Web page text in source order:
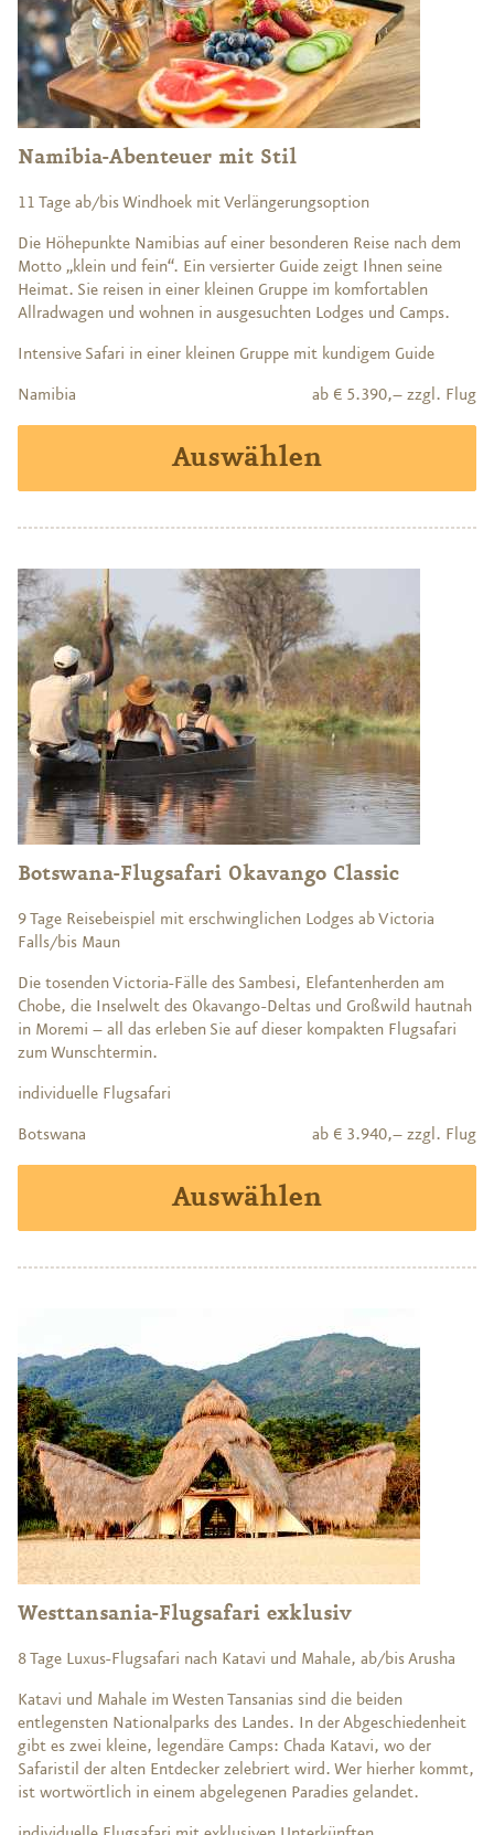
Namibia-Abenteuer mit Stil
11 Tage ab/bis Windhoek mit Verlängerungsoption
Die Höhepunkte Namibias auf einer besonderen Reise nach dem
Motto „klein und fein“. Ein versierter Guide zeigt Ihnen seine
Heimat. Sie reisen in einer kleinen Gruppe im komfortablen
Allradwagen und wohnen in ausgesuchten Lodges und Camps.
Intensive Safari in einer kleinen Gruppe mit kundigem Guide
Namibia ab € 5.390,– zzgl. Flug
Auswählen
Botswana-Flugsafari Okavango Classic
9 Tage Reisebeispiel mit erschwinglichen Lodges ab Victoria
Falls/bis Maun
Die tosenden Victoria-Fälle des Sambesi, Elefantenherden am
Chobe, die Inselwelt des Okavango-Deltas und Großwild hautnah
in Moremi – all das erleben Sie auf dieser kompakten Flugsafari
zum Wunschtermin.
individuelle Flugsafari
Botswana ab € 3.940,– zzgl. Flug
Auswählen
Westtansania-Flugsafari exklusiv
8 Tage Luxus-Flugsafari nach Katavi und Mahale, ab/bis Arusha
Katavi und Mahale im Westen Tansanias sind die beiden
entlegensten Nationalparks des Landes. In der Abgeschiedenheit
gibt es zwei kleine, legendäre Camps: Chada Katavi, wo der
Safaristil der alten Entdecker zelebriert wird. Wer hierher kommt,
ist wortwörtlich in einem abgelegenen Paradies gelandet.